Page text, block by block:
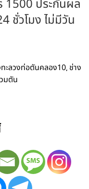
1500 ประกันผล
ชั่วโมง ไม่มีวัน
ทะลวงท่อตันคลอง10, ช่าง
มตัน